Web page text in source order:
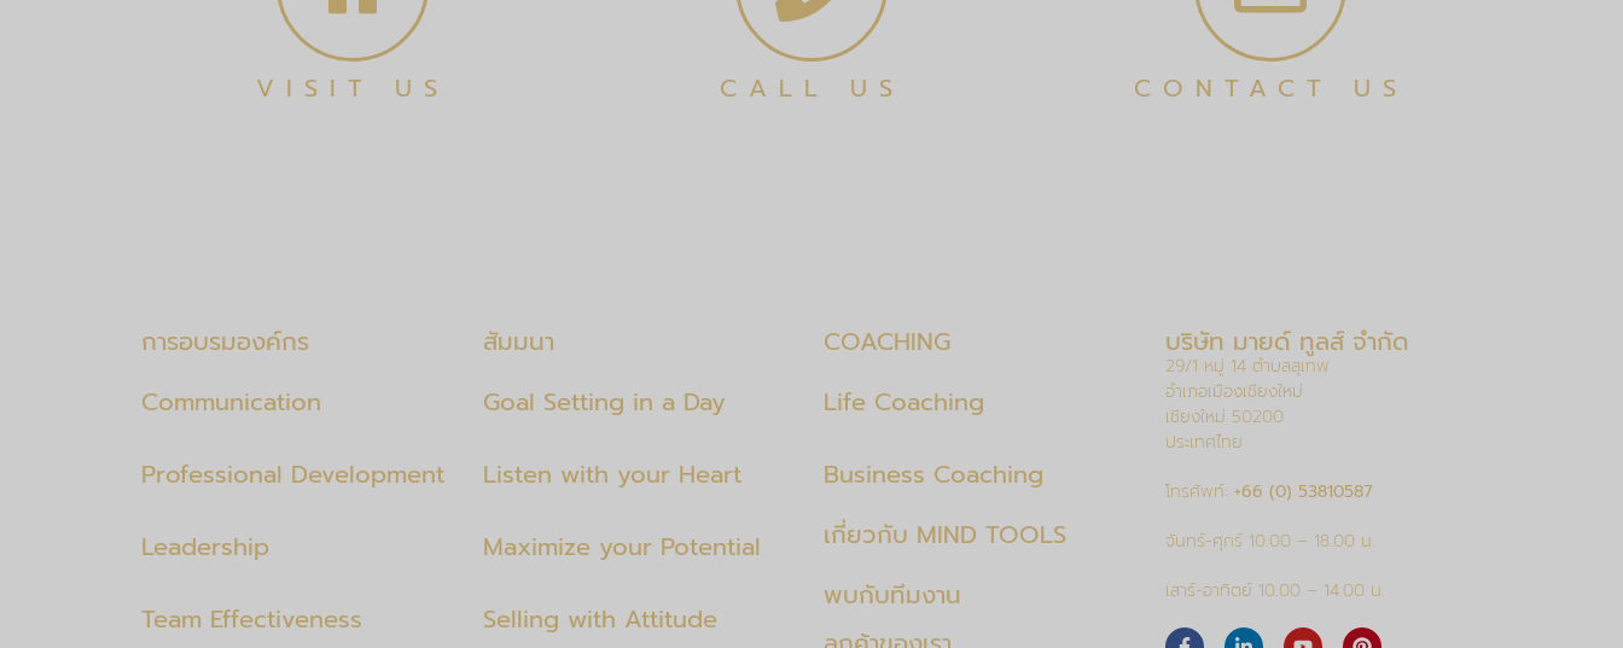
VISIT US CALL US CONTACT US
การอบรมองค์กร
Communication
Professional Development
Leadership
Team Effectiveness
สัมมนา
Goal Setting in a Day
Listen with your Heart
Maximize your Potential
Selling with Attitude
COACHING
Life Coaching
Business Coaching
เกี่ยวกับ MIND TOOLS
พบกับทีมงาน
บริษัท มายด์ ทูลส์ จำกัด
29/1 หมู่ 14 ตำบลสุเทพ
อำเภอเมืองเชียงใหม่
เชียงใหม่ 50200
ประเทศไทย
โทรศัพท์: +66 (0) 53810587
จันทร์-ศุกร์ 10.00 – 18.00 น.
เสาร์-อาทิตย์ 10.00 – 14.00 น.